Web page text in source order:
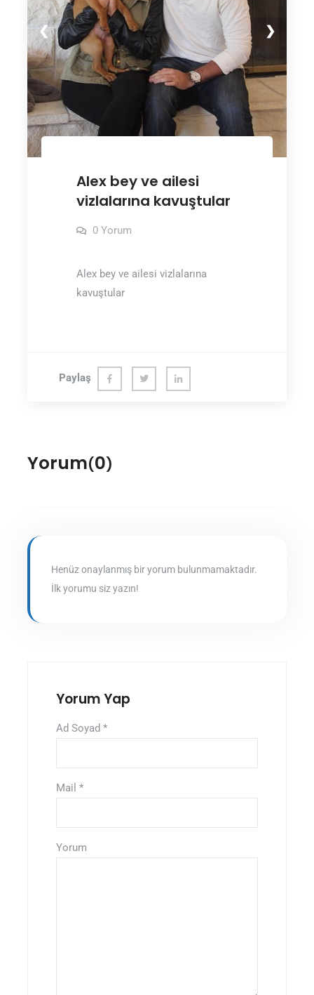
❮ ❯
Alex bey ve ailesi
vizlalarına kavuştular
0 Yorum
Alex bey ve ailesi vizlalarına
kavuştular
Paylaş
Yorum(0)
Henüz onaylanmış bir yorum bulunmamaktadır.
İlk yorumu siz yazın!
Yorum Yap
Ad Soyad *
Mail *
Yorum